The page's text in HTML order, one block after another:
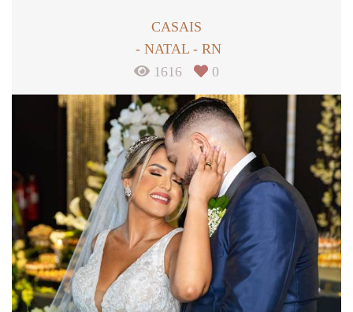
CASAIS
NATAL - RN
1616
0